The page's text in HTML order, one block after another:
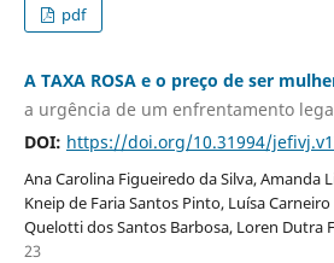
pdf
A TAXA ROSA e o preço de ser
a urgência de um enfrentamento
DOI: https://doi.org/10.31994/
Ana Carolina Figueiredo da Silva, Amanda
Kneip de Faria Santos Pinto, Luísa
Quelotti dos Santos Barbosa, Loren Dutra
23